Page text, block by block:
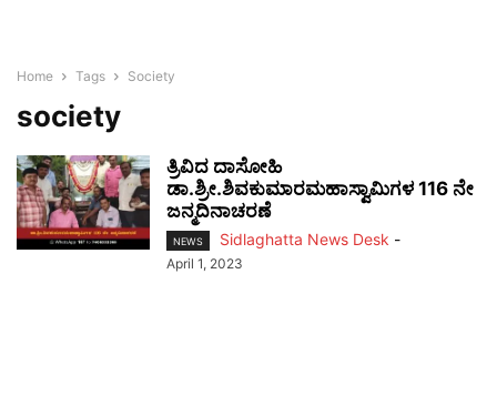
Home Tags Society
society
ತ್ರಿವಿದ ದಾಸೋಹಿ
ಡಾ.ಶ್ರೀ.ಶಿವಕುಮಾರಮಹಾಸ್ವಾಮಿಗಳ 116 ನೇ
ಜನ್ಮದಿನಾಚರಣೆ
NEWS Sidlaghatta News Desk -
April 1, 2023